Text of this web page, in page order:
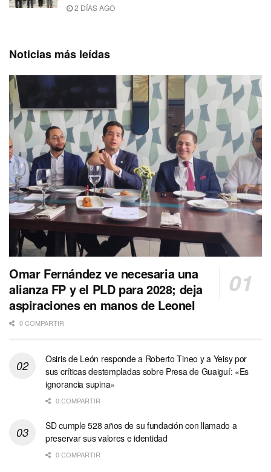
2 DÍAS AGO
Noticias más leídas
Omar Fernández ve necesaria una
alianza FP y el PLD para 2028; deja
aspiraciones en manos de Leonel
0 COMPARTIR
Osiris de León responde a Roberto Tineo y a Yeisy por
sus críticas destempladas sobre Presa de Guaiguí: «Es
ignorancia supina»
0 COMPARTIR
SD cumple 528 años de su fundación con llamado a
preservar sus valores e identidad
0 COMPARTIR